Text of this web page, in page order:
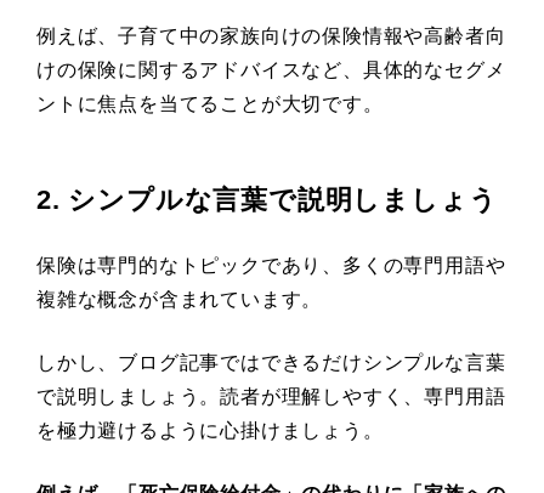
例えば、子育て中の家族向けの保険情報や高齢者向
けの保険に関するアドバイスなど、具体的なセグメ
ントに焦点を当てることが大切です。
2. シンプルな言葉で説明しましょう
保険は専門的なトピックであり、多くの専門用語や
複雑な概念が含まれています。
しかし、ブログ記事ではできるだけシンプルな言葉
で説明しましょう。読者が理解しやすく、専門用語
を極力避けるように心掛けましょう。